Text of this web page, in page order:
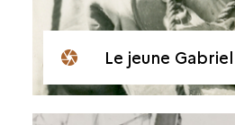
Le jeune Gabriel Serra fait